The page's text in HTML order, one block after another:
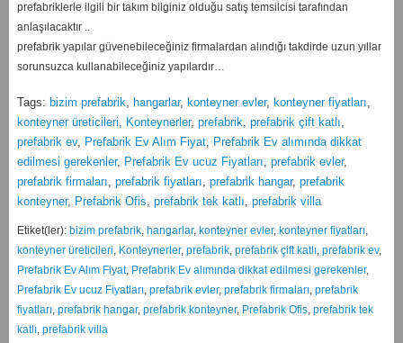
prefabriklerle ilgili bir takım bilginiz olduğu satış temsilcisi tarafından
anlaşılacaktır ..
prefabrik yapılar güvenebileceğiniz firmalardan alındığı takdirde uzun yıllar
sorunsuzca kullanabileceğiniz yapılardır…
Tags: bizim prefabrik, hangarlar, konteyner evler, konteyner fiyatları,
konteyner üreticileri, Konteynerler, prefabrik, prefabrik çift katlı,
prefabrik ev, Prefabrik Ev Alım Fiyat, Prefabrik Ev alımında dikkat
edilmesi gerekenler, Prefabrik Ev ucuz Fiyatları, prefabrik evler,
prefabrik firmaları, prefabrik fiyatları, prefabrik hangar, prefabrik
konteyner, Prefabrik Ofis, prefabrik tek katlı, prefabrik villa
Etiket(ler): bizim prefabrik, hangarlar, konteyner evler, konteyner fiyatları,
konteyner üreticileri, Konteynerler, prefabrik, prefabrik çift katlı, prefabrik ev,
Prefabrik Ev Alım Fiyat, Prefabrik Ev alımında dikkat edilmesi gerekenler,
Prefabrik Ev ucuz Fiyatları, prefabrik evler, prefabrik firmaları, prefabrik
fiyatları, prefabrik hangar, prefabrik konteyner, Prefabrik Ofis, prefabrik tek
katlı, prefabrik villa